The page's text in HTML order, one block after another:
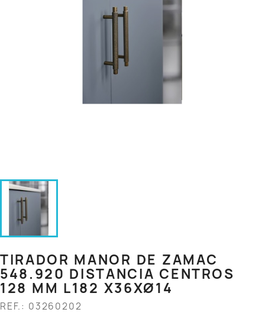
TIRADOR MANOR DE ZAMAC
548.920 DISTANCIA CENTROS
128 MM L182 X36XØ14
REF.: 03260202